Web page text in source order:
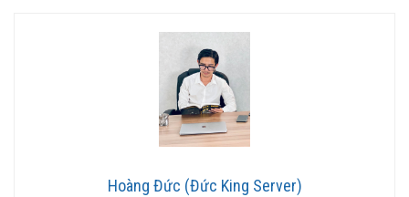
Hoàng Đức (Đức King Server)